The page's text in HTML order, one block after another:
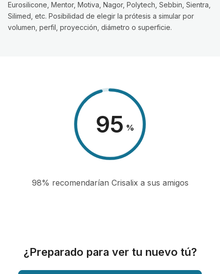
Eurosilicone, Mentor, Motiva, Nagor, Polytech, Sebbin, Sientra,
Silimed, etc. Posibilidad de elegir la prótesis a simular por
volumen, perfil, proyección, diámetro o superficie.
98 %
98% recomendarían Crisalix a sus amigos
¿Preparado para ver tu nuevo tú?